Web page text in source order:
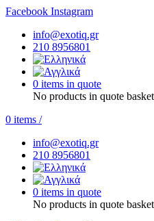
Facebook Instagram
info@exotiq.gr
210 8956801
0 items in quote
No products in quote
0 items /
info@exotiq.gr
210 8956801
0 items in quote
No products in quote